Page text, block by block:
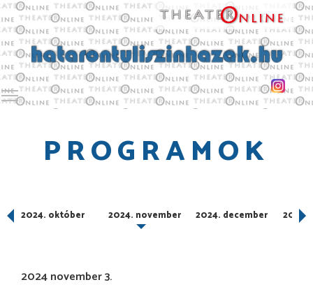
Toggle main menu visibility
PROGRAMOK
2024. október 2024. november 2024. december 2025.
2024 november 3.